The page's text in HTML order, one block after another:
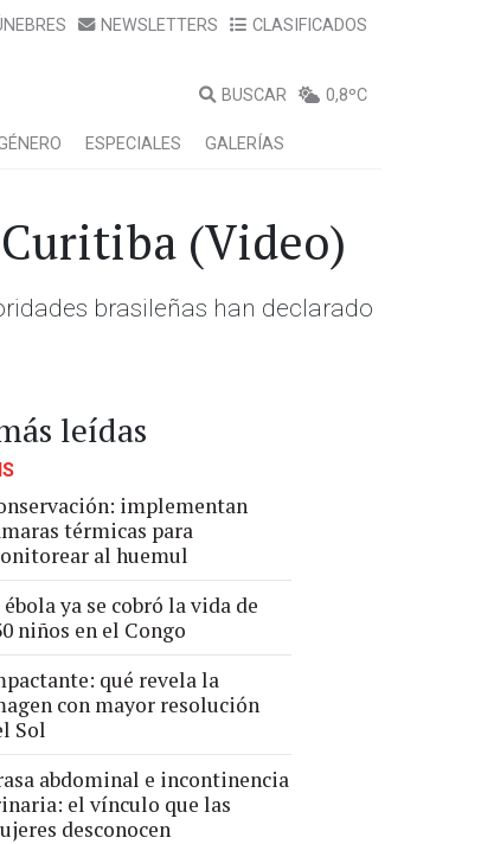
NEWSLETTERS CLASIFICADOS
BUSCAR 0,8ºC
ESPECIALES GALERÍAS
(Video)
brasileñas han declarado
leídas
implementan
térmicas para
al huemul
ya se cobró la vida de
niños en el Congo
qué revela la
con mayor resolución
Sol
abdominal e incontinencia
el vínculo que las
desconocen